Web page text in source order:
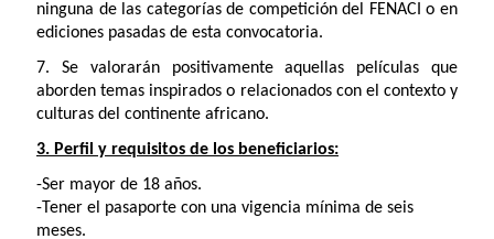
ninguna de las categorías de competición del FENACI o en
ediciones pasadas de esta convocatoria.
7. Se valorarán positivamente aquellas películas que
aborden temas inspirados o relacionados con el contexto y
culturas del continente africano.
3. Perfil y requisitos de los beneficiarios:
-Ser mayor de 18 años.
-Tener el pasaporte con una vigencia mínima de seis
meses.